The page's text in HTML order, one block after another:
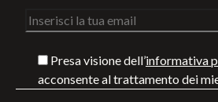
Presa visione dell’informativa
acconsente al trattamento dei